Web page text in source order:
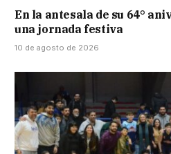
En la antesala de su 64°
una jornada festiva
10 de agosto de 2026